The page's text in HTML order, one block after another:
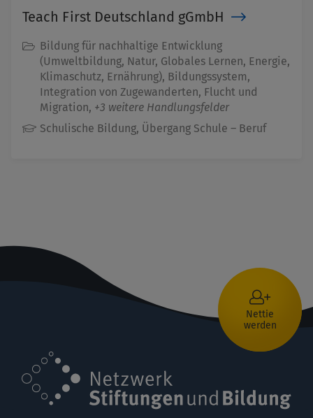
Teach First Deutschland gGmbH
Bildung für nachhaltige Entwicklung
(Umweltbildung, Natur, Globales Lernen, Energie,
Klimaschutz, Ernährung), Bildungssystem,
Integration von Zugewanderten, Flucht und
Migration, +3 weitere Handlungsfelder
Schulische Bildung, Übergang Schule – Beruf
Nettie
werden